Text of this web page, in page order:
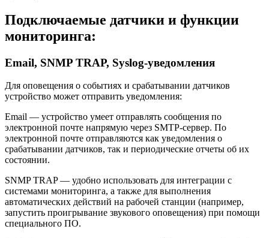
Подключаемые датчики и функции
мониторинга:
Email, SNMP TRAP, Syslog-уведомления
Для оповещения о событиях и срабатывании датчиков
устройство может отправить уведомления:
Email — устройство умеет отправлять сообщения по
электронной почте напрямую через SMTP-сервер. По
электронной почте отправляются как уведомления о
срабатывании датчиков, так и периодические отчеты об их
состоянии.
SNMP TRAP — удобно использовать для интеграции с
системами мониторинга, а также для выполнения
автоматических действий на рабочей станции (например,
запустить проигрывание звукового оповещения) при помощи
специального ПО.